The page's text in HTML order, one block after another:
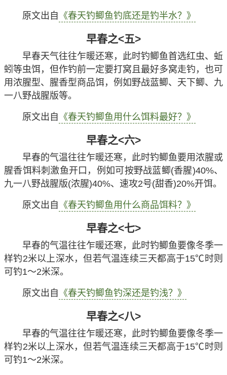
原文出自 《春天钓鲫鱼钓底还是钓半水？》
早春之<五>
早春天气往往乍暖还寒，此时钓鲫鱼首选红虫、蚯
蚓等虫饵，但作钓前一定要打窝且最好多窝走钓，也可
用浓腥型、腥香型商品饵，例如野战蓝鲫、天下鲫、九
一八野战腥版等。
原文出自 《春天钓鲫鱼用什么饵料最好？》
早春之<六>
早春的气温往往乍暖还寒，此时钓鲫鱼要用浓腥或
腥香饵料刺激鱼开口，例如可按野战蓝鲫(香腥)40%、
九一八野战腥版(浓腥)40%、速攻2号(甜香)20%开饵。
原文出自 《春天钓鲫鱼用什么商品饵料？》
早春之<七>
早春的气温往往乍暖还寒，此时钓鲫鱼要像冬季一
样钓2米以上深水，但若气温连续三天都高于15℃时则
可钓1～2米深。
原文出自 《春天钓鲫鱼钓深还是钓浅？》
早春之<八>
早春的气温往往乍暖还寒，此时钓鲫鱼要像冬季一
样钓2米以上深水，但若气温连续三天都高于15℃时则
可钓1～2米深。